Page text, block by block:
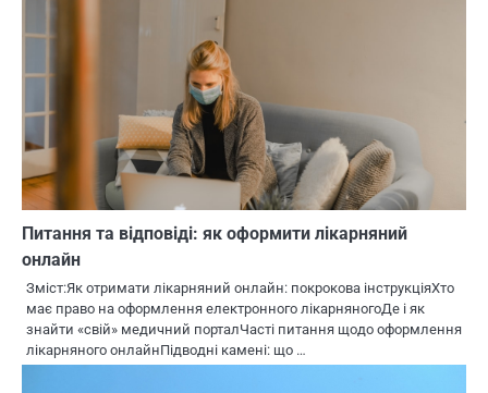
Питання та відповіді: як оформити лікарняний
онлайн
Зміст:Як отримати лікарняний онлайн: покрокова інструкціяХто
має право на оформлення електронного лікарняногоДе і як
знайти «свій» медичний порталЧасті питання щодо оформлення
лікарняного онлайнПідводні камені: що …